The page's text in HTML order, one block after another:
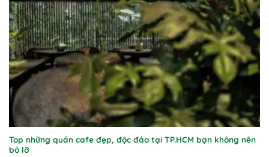
Top những quán cafe đẹp, độc đáo tại TP.HCM bạn không nên
bỏ lỡ